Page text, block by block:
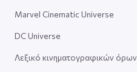
Marvel Cinematic Universe
DC Universe
Λεξικό κινηματογραφικών όρων